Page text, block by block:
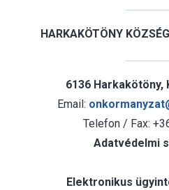
HARKAKÖTÖNY
6136 Harkakötöny,
Email:
Telefon / Fax:
Adatvédelmi
Elektronikus